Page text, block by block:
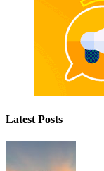
Latest Posts